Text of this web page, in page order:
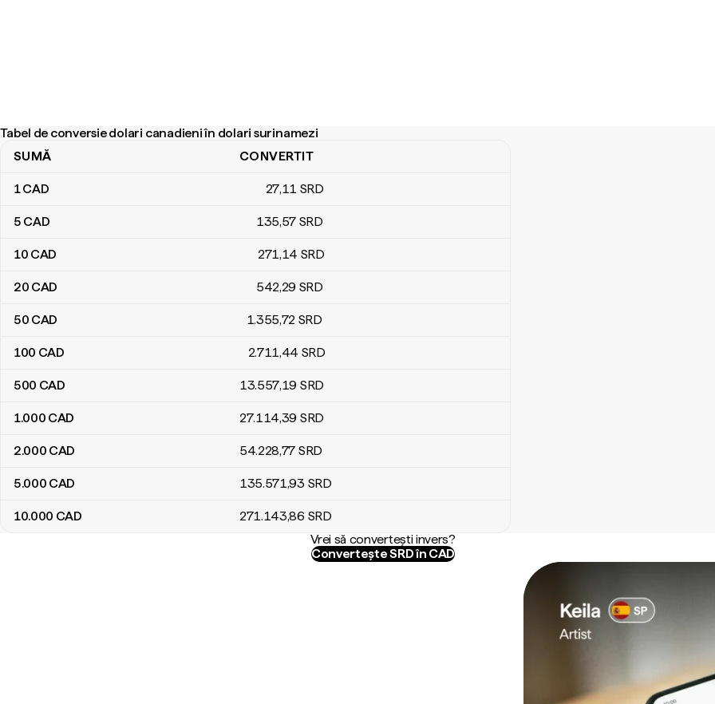
Tabel de conversie dolari canadieni în dolari surinamezi
Tabel de conversie dolari canadieni în dolari surinamezi
SUMĂ CONVERTIT
1CAD 27,11 SRD
5 CAD 135,57 SRD
10 CAD 271,14 SRD
20 CAD 542,29 SRD
50 CAD 1.355,72 SRD
100 CAD 2.711,44 SRD
500 CAD 13.557,19 SRD
1.000 CAD 27.114,39 SRD
2.000 CAD 54.228,77 SRD
5.000 CAD 135.571,93 SRD
10.000 CAD 271.143,86 SRD
Vrei să convertești invers?
Convertește SRD în CAD